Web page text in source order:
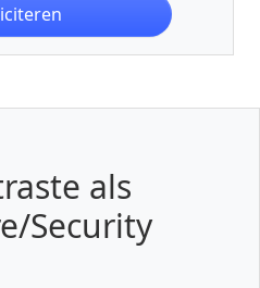
als
Security